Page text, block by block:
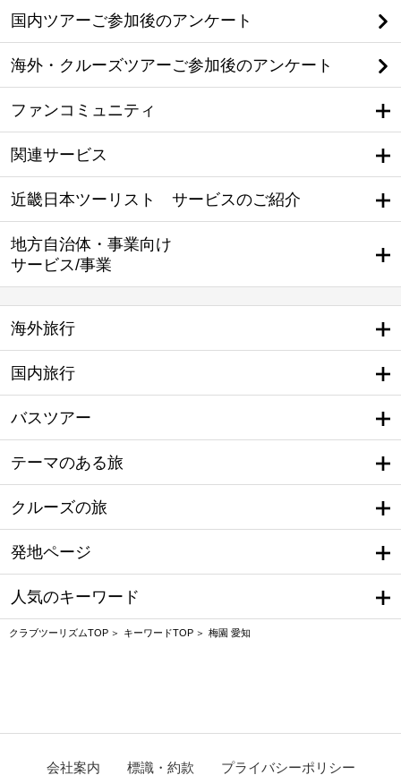
国内ツアーご参加後のアンケート
海外・クルーズツアーご参加後のアンケート
ファンコミュニティ
関連サービス
近畿日本ツーリスト サービスのご紹介
地方自治体・事業向け
サービス/事業
海外旅行
国内旅行
バスツアー
テーマのある旅
クルーズの旅
発地ページ
人気のキーワード
クラブツーリズムTOP キーワードTOP 梅園 愛知
会社案内 標識・約款 プライバシーポリシー